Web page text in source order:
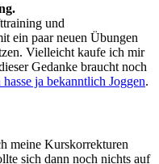
und
ein paar neuen Übungen
Vielleicht kaufe ich mir
Gedanke braucht noch
ja bekanntlich Joggen.
meine Kurskorrekturen
sich dann noch nichts auf